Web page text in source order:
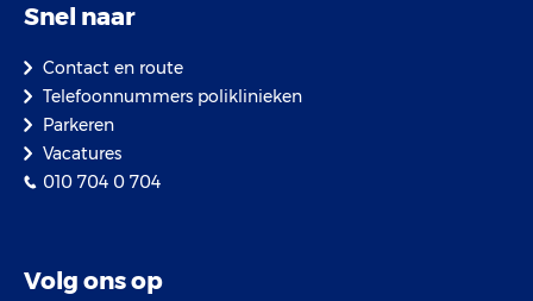
Snel naar
Contact en route
Telefoonnummers poliklinieken
Parkeren
Vacatures
010 704 0 704
Volg ons op